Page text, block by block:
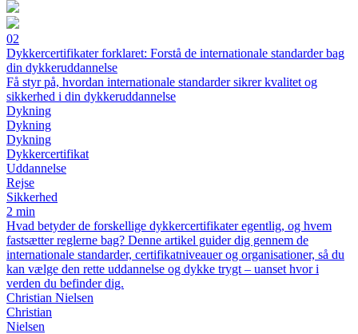
02
Dykkercertifikater forklaret: Forstå de internationale standarder bag
din dykkeruddannelse
Få styr på, hvordan internationale standarder sikrer kvalitet og
sikkerhed i din dykkeruddannelse
Dykning
Dykning
Dykning
Dykkercertifikat
Uddannelse
Rejse
Sikkerhed
2 min
Hvad betyder de forskellige dykkercertifikater egentlig, og hvem
fastsætter reglerne bag? Denne artikel guider dig gennem de
internationale standarder, certifikatniveauer og organisationer, så du
kan vælge den rette uddannelse og dykke trygt – uanset hvor i
verden du befinder dig.
Christian Nielsen
Christian
Nielsen